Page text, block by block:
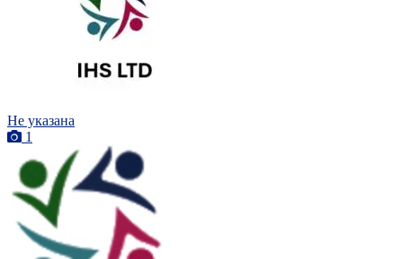
Не указана
1